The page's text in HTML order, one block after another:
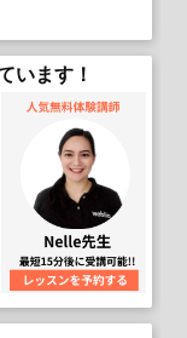
います！